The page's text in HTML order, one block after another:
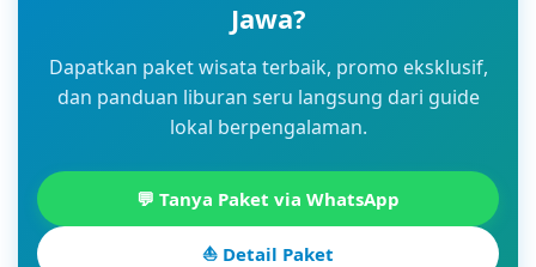
Jawa?
Dapatkan paket wisata terbaik, promo eksklusif,
dan panduan liburan seru langsung dari guide
lokal berpengalaman.
💬 Tanya Paket via WhatsApp
⛵ Detail Paket